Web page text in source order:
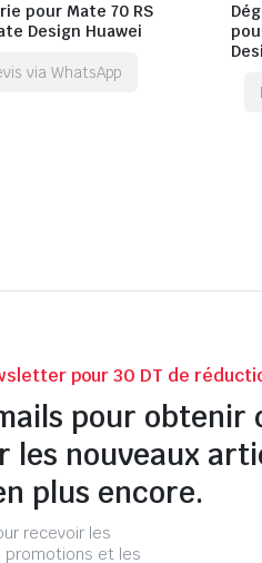
pour Mate 70 RS
Design Huawei
via WhatsApp
pour 30 DT de
pour obtenir
les nouveaux
plus encore.
recevoir les
promotions et les